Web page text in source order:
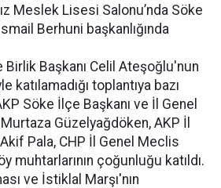
Meslek Lisesi Salonu’nda Söke
Berhuni başkanlığında
Birlik Başkanı Celil Ateşoğlu'nun
katılamadığı toplantıya bazı
Söke İlçe Başkanı ve İl Genel
Güzelyağdöken, AKP İl
Pala, CHP İl Genel Meclis
muhtarlarının çoğunluğu katıldı.
ve İstiklal Marşı'nın